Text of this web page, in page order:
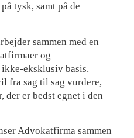
tysk, samt på de
sammen med en
og
eksklusiv basis.
fra sag til sag vurdere,
der er bedst egnet i den
Advokatfirma sammen